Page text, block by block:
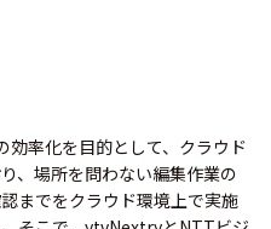
率化を目的として、クラウド
、場所を問わない編集作業の
までをクラウド環境上で実施